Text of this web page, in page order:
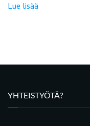
Lue lisää
YHTEISTYÖTÄ?